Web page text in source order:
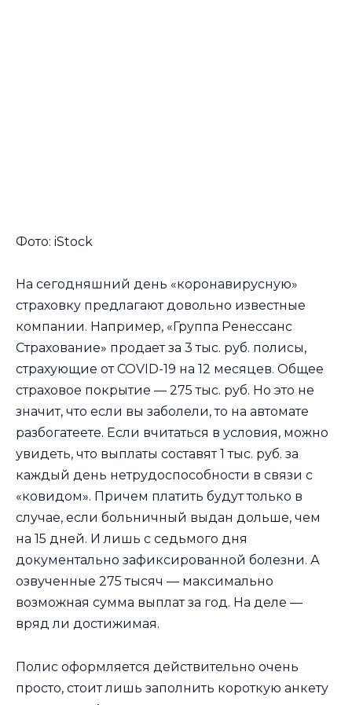
Фото: iStock
На сегодняшний день «коронавирусную»
страховку предлагают довольно известные
компании. Например, «Группа Ренессанс
Страхование» продает за 3 тыс. руб. полисы,
страхующие от COVID-19 на 12 месяцев. Общее
страховое покрытие — 275 тыс. руб. Но это не
значит, что если вы заболели, то на автомате
разбогатеете. Если вчитаться в условия, можно
увидеть, что выплаты составят 1 тыс. руб. за
каждый день нетрудоспособности в связи с
«ковидом». Причем платить будут только в
случае, если больничный выдан дольше, чем
на 15 дней. И лишь с седьмого дня
документально зафиксированной болезни. А
озвученные 275 тысяч — максимально
возможная сумма выплат за год. На деле —
вряд ли достижимая.
Полис оформляется действительно очень
просто, стоит лишь заполнить короткую анкету